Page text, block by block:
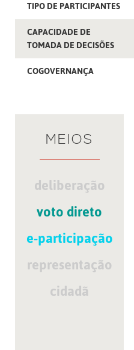
TIPO DE PARTICIPANTES
CAPACIDADE DE
TOMADA DE DECISÕES
COGOVERNANÇA
MEIOS
deliberação
voto direto
e-participação
representação
cidadã